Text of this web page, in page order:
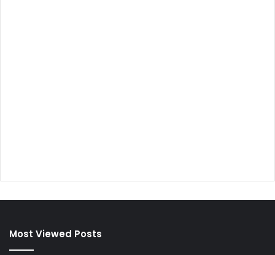
Most Viewed Posts